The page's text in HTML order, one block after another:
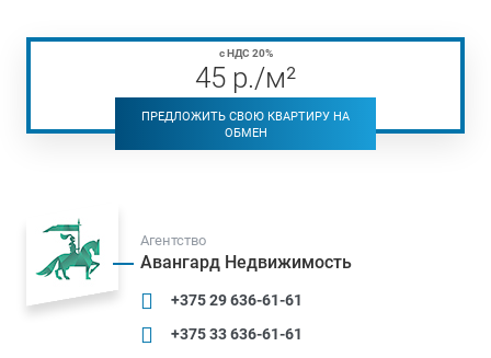
с НДС 20%
45 р./м²
ПРЕДЛОЖИТЬ СВОЮ КВАРТИРУ НА
ОБМЕН
Агентство
Авангард Недвижимость
+375 29 636-61-61
+375 33 636-61-61